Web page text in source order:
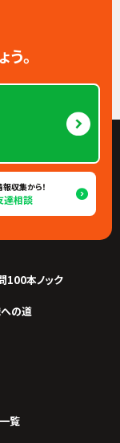
。
報収集から！
達相談
100本ノック
の道
覧